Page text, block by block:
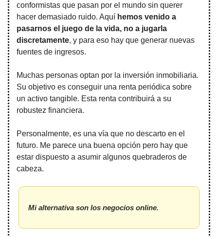
conformistas que pasan por el mundo sin querer
hacer demasiado ruido. Aquí hemos venido a
pasarnos el juego de la vida, no a jugarla
discretamente, y para eso hay que generar nuevas
fuentes de ingresos.
Muchas personas optan por la inversión inmobiliaria.
Su objetivo es conseguir una renta periódica sobre
un activo tangible. Esta renta contribuirá a su
robustez financiera.
Personalmente, es una vía que no descarto en el
futuro. Me parece una buena opción pero hay que
estar dispuesto a asumir algunos quebraderos de
cabeza.
Mi alternativa son los negocios online.